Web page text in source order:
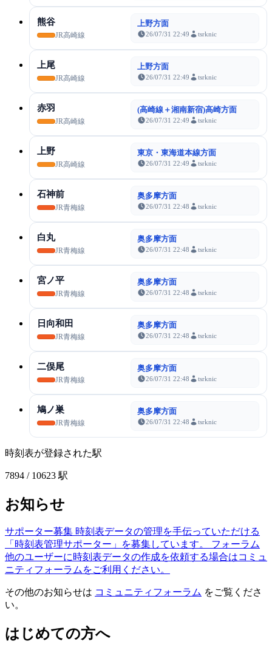
熊谷
JR高崎線
上野方面
26/07/31 22:49 tsrknic
上尾
JR高崎線
上野方面
26/07/31 22:49 tsrknic
赤羽
JR高崎線
(高崎線＋湘南新宿)高崎方面
26/07/31 22:49 tsrknic
上野
JR高崎線
東京・東海道本線方面
26/07/31 22:49 tsrknic
石神前
JR青梅線
奥多摩方面
26/07/31 22:48 tsrknic
白丸
JR青梅線
奥多摩方面
26/07/31 22:48 tsrknic
宮ノ平
JR青梅線
奥多摩方面
26/07/31 22:48 tsrknic
日向和田
JR青梅線
奥多摩方面
26/07/31 22:48 tsrknic
二俣尾
JR青梅線
奥多摩方面
26/07/31 22:48 tsrknic
鳩ノ巣
JR青梅線
奥多摩方面
26/07/31 22:48 tsrknic
時刻表が登録された駅
7894 / 10623 駅
お知らせ
サポーター募集 時刻表データの管理を手伝っていただける
「時刻表管理サポーター」を募集しています。
フォーラム
他のユーザーに時刻表データの作成を依頼する場合はコミュ
ニティフォーラムをご利用ください。
その他のお知らせは コミュニティフォーラム をご覧くださ
い。
はじめての方へ